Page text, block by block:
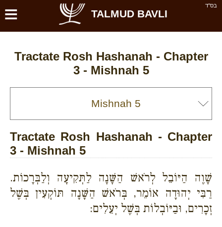
בס''ד ≡ TALMUD BAVLI
Tractate Rosh Hashanah - Chapter
3 - Mishnah 5
Tractate Rosh Hashanah - Chapter
3 - Mishnah 5
שָׁוֶה הַיּוֹבֵל לְרֹאשׁ הַשָּׁנָה לַתְּקִיעָה וְלַבְּרָכוֹת.
רַבִּי יְהוּדָה אוֹמֵר, בְּרֹאשׁ הַשָּׁנָה תּוֹקְעִין בְּשֶׁל
זְכָרִים, וּבַיּוֹבְלוֹת בְּשֶׁל יְעֵלִים: